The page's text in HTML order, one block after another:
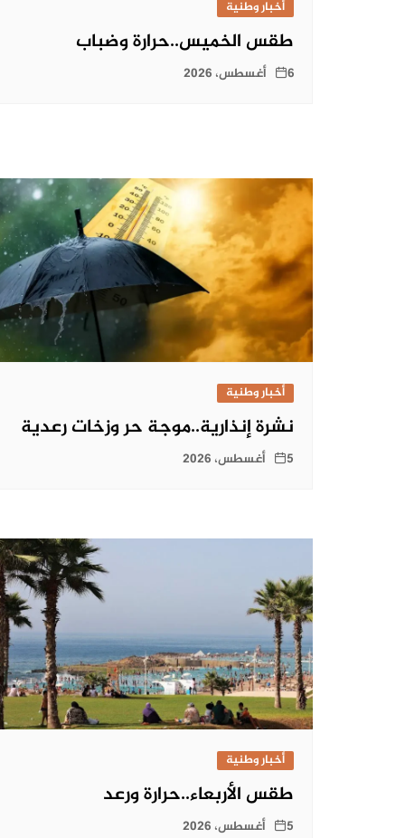
أخبار وطنية
طقس الخميس..حرارة وضباب
6 أغسطس، 2026
أخبار وطنية
نشرة إنذارية..موجة حر وزخات رعدية
5 أغسطس، 2026
أخبار وطنية
طقس الأربعاء..حرارة ورعد
5 أغسطس، 2026